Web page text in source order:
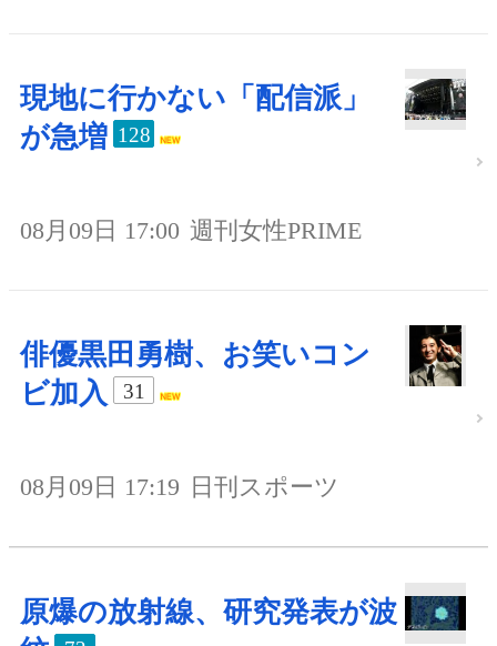
現地に行かない「配信派」
が急増 128
08月09日 17:00 週刊女性PRIME
俳優黒田勇樹、お笑いコン
ビ加入
31
08月09日 17:19 日刊スポーツ
原爆の放射線、研究発表が波